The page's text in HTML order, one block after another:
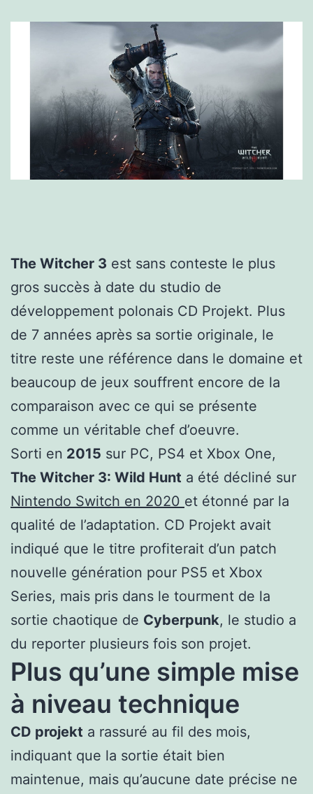
The Witcher 3 est sans conteste le plus
gros succès à date du studio de
développement polonais CD Projekt. Plus
de 7 années après sa sortie originale, le
titre reste une référence dans le domaine et
beaucoup de jeux souffrent encore de la
comparaison avec ce qui se présente
comme un véritable chef d’oeuvre.
Sorti en 2015 sur PC, PS4 et Xbox One,
The Witcher 3: Wild Hunt a été décliné sur
Nintendo Switch en 2020 et étonné par la
qualité de l’adaptation. CD Projekt avait
indiqué que le titre profiterait d’un patch
nouvelle génération pour PS5 et Xbox
Series, mais pris dans le tourment de la
sortie chaotique de Cyberpunk, le studio a
du reporter plusieurs fois son projet.
Plus qu’une simple mise
à niveau technique
CD projekt a rassuré au fil des mois,
indiquant que la sortie était bien
maintenue, mais qu’aucune date précise ne